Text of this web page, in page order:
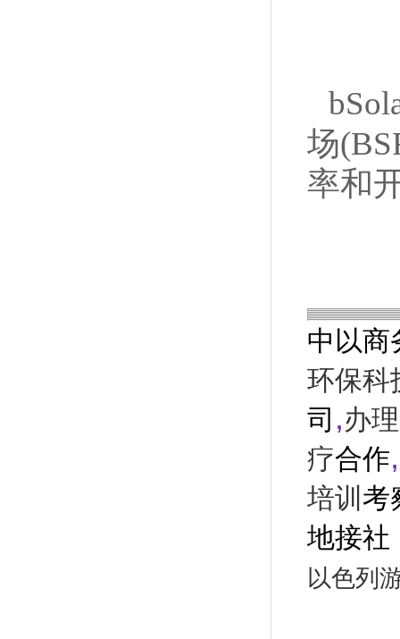
场
率和
中以商
环保科
司 ,办
疗合作,
培训 考
地接社
以色列